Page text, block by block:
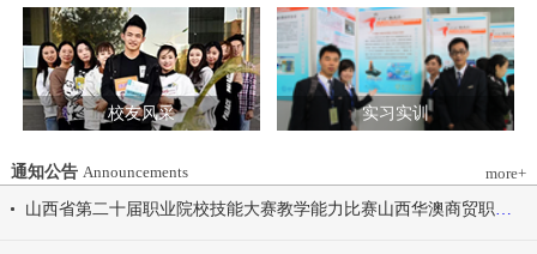
赴赛场追梦之旅。 学院党委书记刘国垠
宣布山西华澳商贸职业学院2026年春季田
径运动会正式开始！
域、更深层次的合作奠定了坚实基础。相
关责任部门将主动对接、深化交流，推动
共建内容落地见效，共同谱写公办民办高
校协同发展的新篇章。
校友风采 实习实训
通知公告 Announcements
more+
山西省第二十届职业院校技能大赛教学能力比赛山西华澳商贸职业学院参赛团队信息公示